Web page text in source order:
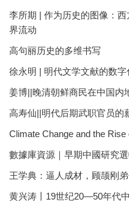
李所期 | 作为历史的图像：
界流动
高句丽历史的多维书写
徐永明 | 明代文学文献的数
姜博||晚清朝鲜商民在中国内
高寿仙||明代后期武职官员的
Climate Change and the Rise
數據庫資源｜早期中國研究
王学典：逼人成材，顾颉刚
黄兴涛丨19世纪20—50年代